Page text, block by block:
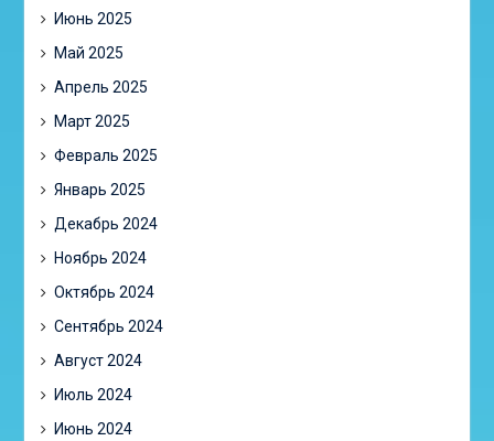
Июнь 2025
Май 2025
Апрель 2025
Март 2025
Февраль 2025
Январь 2025
Декабрь 2024
Ноябрь 2024
Октябрь 2024
Сентябрь 2024
Август 2024
Июль 2024
Июнь 2024